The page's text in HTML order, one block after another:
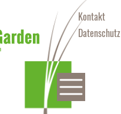
Kontakt
Datenschutz